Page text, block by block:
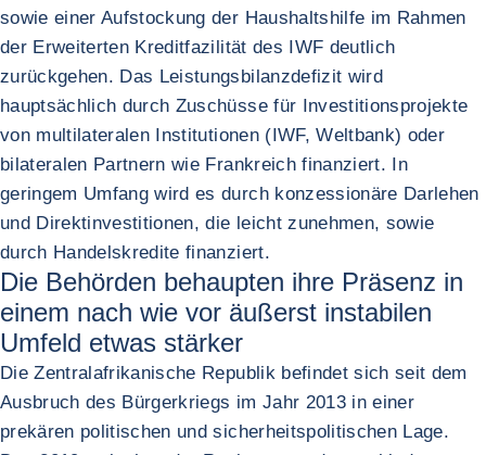
sowie einer Aufstockung der Haushaltshilfe im Rahmen
der Erweiterten Kreditfazilität des IWF deutlich
zurückgehen. Das Leistungsbilanzdefizit wird
hauptsächlich durch Zuschüsse für Investitionsprojekte
von multilateralen Institutionen (IWF, Weltbank) oder
bilateralen Partnern wie Frankreich finanziert. In
geringem Umfang wird es durch konzessionäre Darlehen
und Direktinvestitionen, die leicht zunehmen, sowie
durch Handelskredite finanziert.
Die Behörden behaupten ihre Präsenz in
einem nach wie vor äußerst instabilen
Umfeld etwas stärker
Die Zentralafrikanische Republik befindet sich seit dem
Ausbruch des Bürgerkriegs im Jahr 2013 in einer
prekären politischen und sicherheitspolitischen Lage.